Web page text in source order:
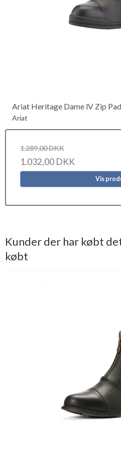
Ariat Heritage Dame lV Zip
Ariat
1.289,00 DKK
1.032,00 DKK
Vis
Kunder der har købt
købt